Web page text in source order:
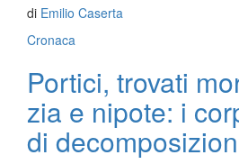
di Emilio Caserta
Cronaca
Portici, trovati
zia e nipote: i
di